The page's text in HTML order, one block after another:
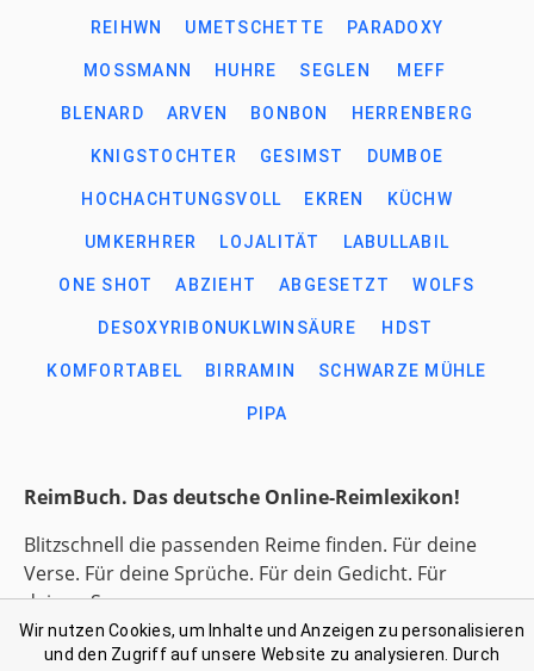
REIHWN UMETSCHETTE PARADOXY
MOSSMANN HUHRE SEGLEN MEFF
BLENARD ARVEN BONBON HERRENBERG
KNIGSTOCHTER GESIMST DUMBOE
HOCHACHTUNGSVOLL EKREN KÜCHW
UMKERHRER LOJALITÄT LABULLABIL
ONE SHOT ABZIEHT ABGESETZT WOLFS
DESOXYRIBONUKLWINSÄURE HDST
KOMFORTABEL BIRRAMIN SCHWARZE MÜHLE
PIPA
ReimBuch. Das deutsche Online-Reimlexikon!
Blitzschnell die passenden Reime finden. Für deine
Verse. Für deine Sprüche. Für dein Gedicht. Für
deinen Song.
Wir nutzen Cookies, um Inhalte und Anzeigen zu personalisieren
und den Zugriff auf unsere Website zu analysieren. Durch